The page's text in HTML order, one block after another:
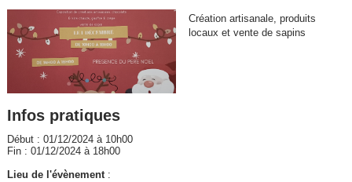
Création artisanale, produits
locaux et vente de sapins
Infos pratiques
Début : 01/12/2024 à 10h00
Fin : 01/12/2024 à 18h00
Lieu de l'évènement: